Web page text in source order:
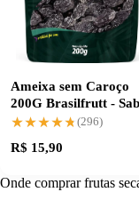
Ameixa sem Caroço
200G Brasilfrutt -
e Praticidade
★★★★★
★★★★★ (296)
R$ 15,90
Onde comprar frutas